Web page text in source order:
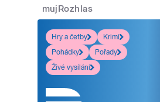
mujRozhlas
Hry a četby
Krimi
Pohádky
Pořady
Živé vysílání